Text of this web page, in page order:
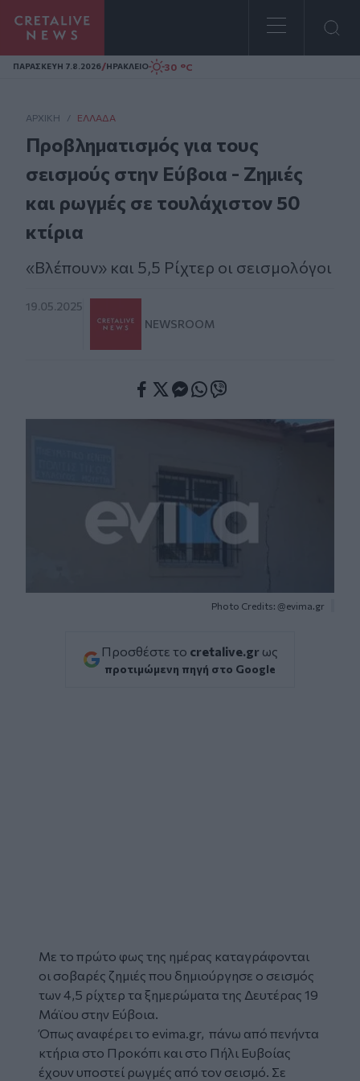
Homepage
ΠΑΡΑΣΚΕΥΗ 7.8.2026/ΗΡΑΚΛΕΙΟ 30 °C
ΑΡΧΙΚΗ / ΕΛΛΆΔΑ
Προβληματισμός για τους
σεισμούς στην Εύβοια - Ζημιές
και ρωγμές σε τουλάχιστον 50
κτίρια
«Βλέπουν» και 5,5 Ρίχτερ οι σεισμολόγοι
19.05.2025
NEWSROOM
Photo Credits: @evima.gr
Προσθέστε το cretalive.gr ως
προτιμώμενη πηγή στο Google
Με το πρώτο φως της ημέρας καταγράφονται
οι σοβαρές ζημιές που δημιούργησε ο σεισμός
των 4,5 ρίχτερ τα ξημερώματα της Δευτέρας 19
Μάϊου στην Εύβοια.
Όπως αναφέρει το evima.gr, πάνω από πενήντα
κτήρια στο Προκόπι και στο Πήλι Ευβοίας
έχουν υποστεί ρωγμές από τον σεισμό. Σε